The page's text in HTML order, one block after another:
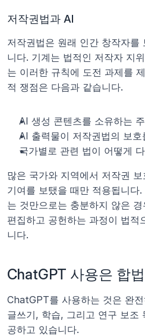
저작권법과 AI
저작권법은 원래 인간 창작자를
니다. 기계는 법적인 저작자 지
는 이러한 규칙에 도전 과제를
적 쟁점은 다음과 같습니다.
AI 생성 콘텐츠를 소유하는
AI 출력물이 저작권법의 보
국가별로 관련 법이 어떻게
많은 국가와 지역에서 저작권
기여를 보탰을 때만 적용됩니다
는 것만으로는 충분하지 않은
편집하고 공헌하는 과정이 법적
니다.
ChatGPT 사용은 합
ChatGPT를 사용하는 것은 완
글쓰기, 학습, 그리고 연구 보조
공하고 있습니다.